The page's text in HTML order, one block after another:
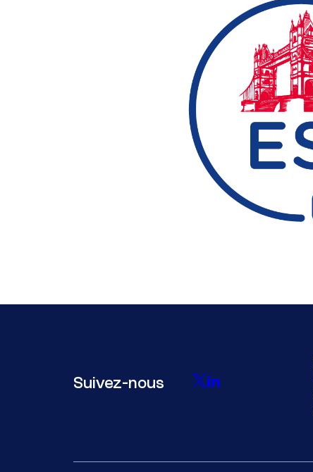
Suivez-nous